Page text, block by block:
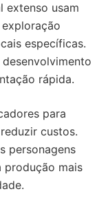
extenso usam
específicas.
rápida.
para
custos.
personagens
produção mais